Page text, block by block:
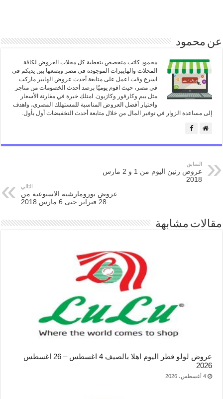
عن محمود
محمود كاتب متخصص بتغطية كل مجلات العروض لكافة
المحلات والهايبرات الموجودة فى مصر ويضعها بين يديكم فى
اسرع وقت اعمل على متابعة أحدث عروض الهايبر ماركت
في مصر، حيث اقوم يوميًا برصد أحدث الخصومات من متاجر
مثل بيم وكارفور وكازيون. امتلك خبرة في مقارنة الأسعار
واختيار أفضل العروض المناسبة للمستهلك المصري، واهدف
إلى مساعدة الزوار في توفير المال من خلال متابعة أحدث التخفيضات أول بأول.
السابق
عروض رنين اليوم من 1 و 2 مارس
2018
التالي
عروض يورومارشيه الاسبوعية من
28 فبراير حتى 6 مارس 2018
مقالات مشابهة
عروض لولو قطر اليوم اهلا بالصيف 4 اغسطس – 26 اغسطس
2026
4 أغسطس، 2026